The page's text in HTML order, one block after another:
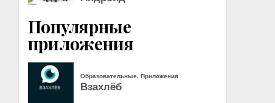
Популярные
приложения